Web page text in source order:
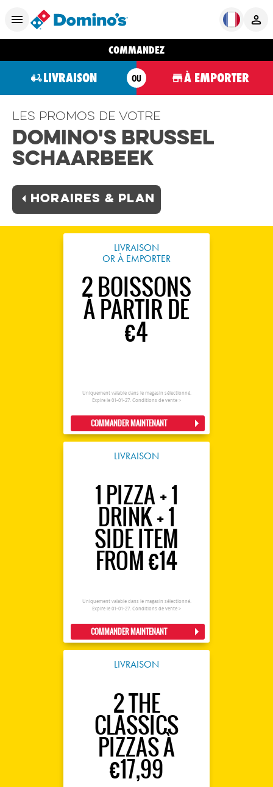
COMMANDEZ
LIVRAISON OU À EMPORTER
Les promos de votre
Domino's Brussel
Schaarbeek
Horaires & plan
LIVRAISON
OR À EMPORTER
2 BOISSONS
À PARTIR DE
€4
Uniquement valable dans le magasin sélectionné.
Expire le 01-01-27. Conditions de vente >
COMMANDER MAINTENANT
LIVRAISON
1 PIZZA + 1
DRINK + 1
SIDE ITEM
FROM €14
Uniquement valable dans le magasin sélectionné.
Expire le 01-01-27. Conditions de vente >
COMMANDER MAINTENANT
LIVRAISON
2 THE
CLASSICS
PIZZAS À
€17,99